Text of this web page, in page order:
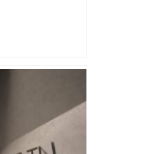
neuf :
à